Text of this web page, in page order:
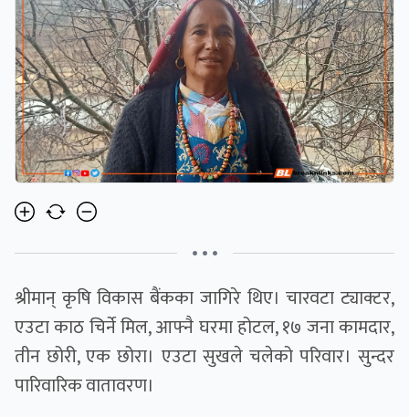
• • •
श्रीमान् कृषि विकास बैंकका जागिरे थिए। चारवटा ट्याक्टर,
एउटा काठ चिर्ने मिल, आफ्नै घरमा होटल, १७ जना कामदार,
तीन छोरी, एक छोरा। एउटा सुखले चलेको परिवार। सुन्दर
पारिवारिक वातावरण।